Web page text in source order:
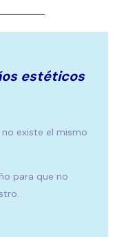
estéticos
existe el mismo
para que no